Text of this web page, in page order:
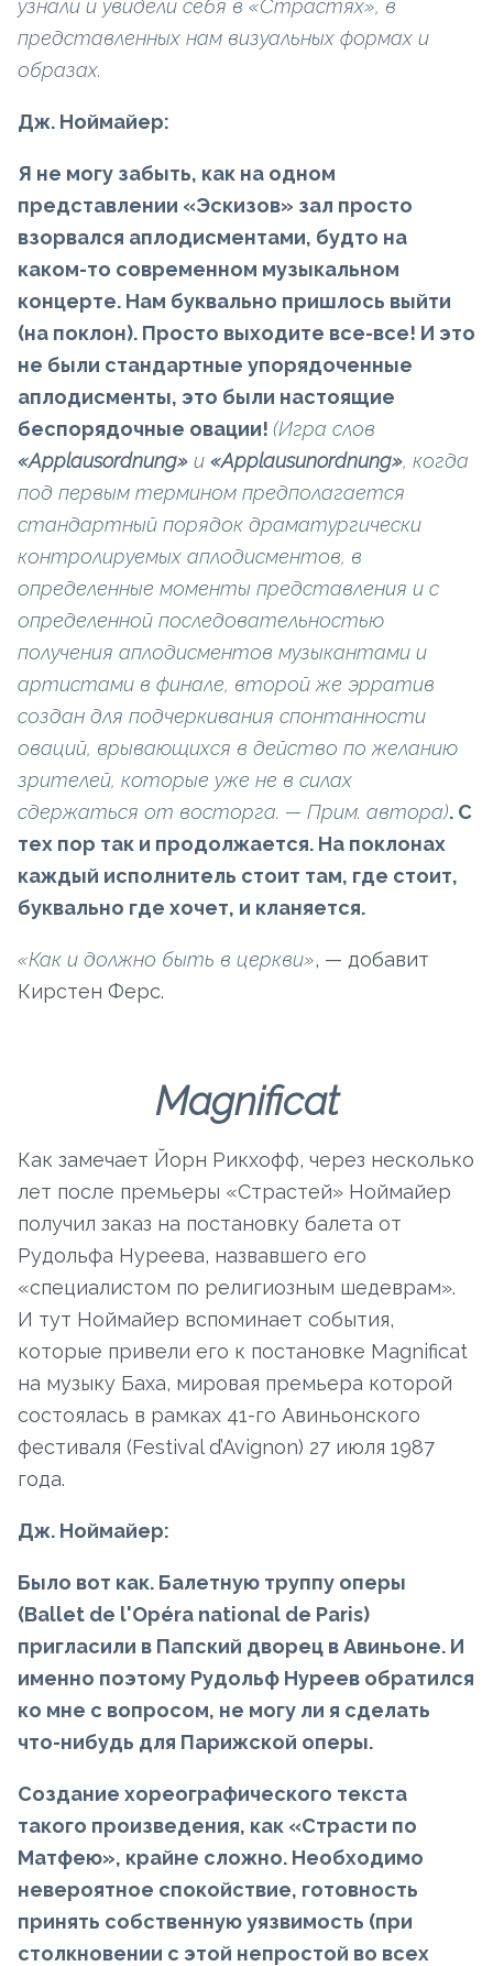
узнали и увидели себя в «Страстях», в
представленных нам визуальных формах и
образах.
Дж. Ноймайер:
Я не могу забыть, как на одном
представлении «Эскизов» зал просто
взорвался аплодисментами, будто на
каком-то современном музыкальном
концерте. Нам буквально пришлось выйти
(на поклон). Просто выходите все-все! И это
не были стандартные упорядоченные
аплодисменты, это были настоящие
беспорядочные овации! (Игра слов
«Applausordnung» и «Applausunordnung», когда
под первым термином предполагается
стандартный порядок драматургически
контролируемых аплодисментов, в
определенные моменты представления и с
определенной последовательностью
получения аплодисментов музыкантами и
артистами в финале, второй же эрратив
создан для подчеркивания спонтанности
оваций, врывающихся в действо по желанию
зрителей, которые уже не в силах
сдержаться от восторга. — Прим. автора). С
тех пор так и продолжается. На поклонах
каждый исполнитель стоит там, где стоит,
буквально где хочет, и кланяется.
«Как и должно быть в церкви», — добавит
Кирстен Ферс.
Magnificat
Как замечает Йорн Рикхофф, через несколько
лет после премьеры «Страстей» Ноймайер
получил заказ на постановку балета от
Рудольфа Нуреева, назвавшего его
«специалистом по религиозным шедеврам».
И тут Ноймайер вспоминает события,
которые привели его к постановке Magnificat
на музыку Баха, мировая премьера которой
состоялась в рамках 41-го Авиньонского
фестиваля (Festival d’Avignon) 27 июля 1987
года.
Дж. Ноймайер:
Было вот как. Балетную труппу оперы
(Ballet de l'Opéra national de Paris)
пригласили в Папский дворец в Авиньоне. И
именно поэтому Рудольф Нуреев обратился
ко мне c вопросом, не могу ли я сделать
что-нибудь для Парижской оперы.
Создание хореографического текста
такого произведения, как «Страсти по
Матфею», крайне сложно. Необходимо
невероятное спокойствие, готовность
принять собственную уязвимость (при
столкновении с этой непростой во всех